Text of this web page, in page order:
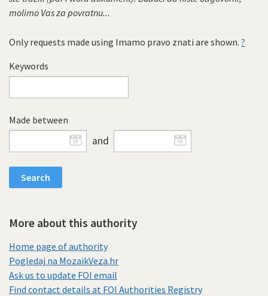
molimo Vas za povratnu...
Only requests made using Imamo pravo znati are shown. ?
Keywords
Made between
and
More about this authority
Home page of authority
Pogledaj na MozaikVeza.hr
Ask us to update FOI email
Find contact details at FOI Authorities Registry